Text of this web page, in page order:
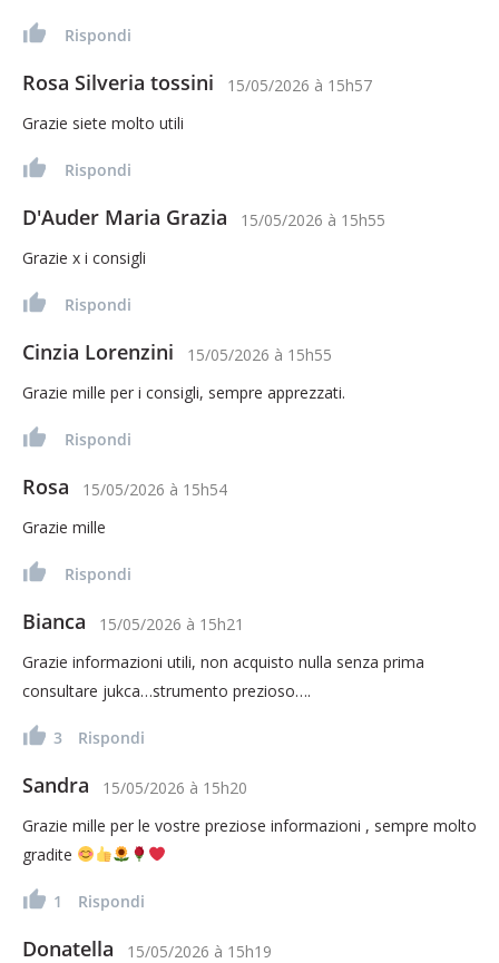
Rispondi
Rosa Silveria tossini 15/05/2026 à 15h57
Grazie siete molto utili
Rispondi
D'Auder Maria Grazia 15/05/2026 à 15h55
Grazie x i consigli
Rispondi
Cinzia Lorenzini 15/05/2026 à 15h55
Grazie mille per i consigli, sempre apprezzati.
Rispondi
Rosa 15/05/2026 à 15h54
Grazie mille
Rispondi
Bianca 15/05/2026 à 15h21
Grazie informazioni utili, non acquisto nulla senza prima
consultare jukca…strumento prezioso….
3 Rispondi
Sandra 15/05/2026 à 15h20
Grazie mille per le vostre preziose informazioni , sempre molto
gradite
1 Rispondi
Donatella 15/05/2026 à 15h19